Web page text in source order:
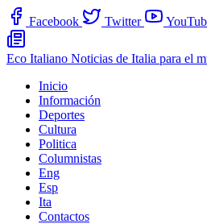
Facebook Twitter
Eco Italiano Noticias de Italia para el
Inicio
Información
Deportes
Cultura
Politica
Columnistas
Eng
Esp
Ita
Contactos